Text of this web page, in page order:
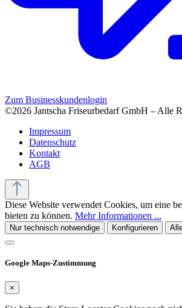
Zum Businesskundenlogin
©2026 Jantscha Friseurbedarf GmbH – Alle
Impressum
Datenschutz
Kontakt
AGB
Diese Website verwendet Cookies, um eine
bieten zu können. Mehr Informationen ...
Nur technisch notwendige Konfigurieren
Google Maps-Zustimmung
×